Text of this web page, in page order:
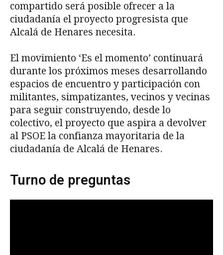
compartido será posible ofrecer a la
ciudadanía el proyecto progresista que
Alcalá de Henares necesita.
El movimiento ‘Es el momento’ continuará
durante los próximos meses desarrollando
espacios de encuentro y participación con
militantes, simpatizantes, vecinos y vecinas
para seguir construyendo, desde lo
colectivo, el proyecto que aspira a devolver
al PSOE la confianza mayoritaria de la
ciudadanía de Alcalá de Henares.
Turno de preguntas